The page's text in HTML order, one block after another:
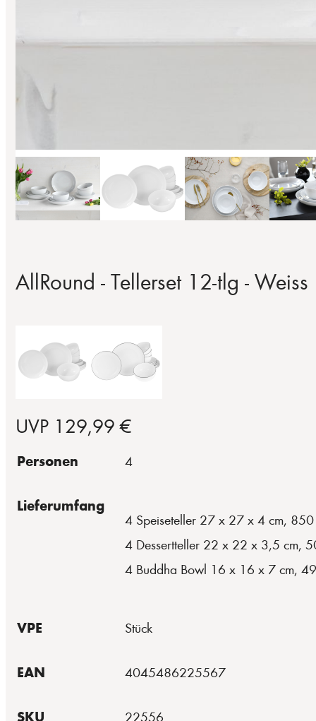
AllRound - Tellerset 12-tlg - Weiss
UVP 129,99 €
Personen 4
Lieferumfang
4 Speiseteller 27 x 27 x 4 cm,
4 Dessertteller 22 x 22 x 3,5 cm,
4 Buddha Bowl 16 x 16 x 7 cm,
VPE Stück
EAN 4045486225567
SKU 22556